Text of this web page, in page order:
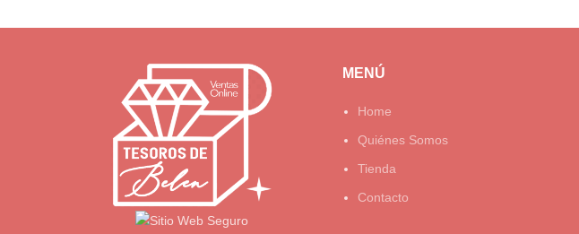
MENÚ
Home
Quiénes Somos
Tienda
Contacto